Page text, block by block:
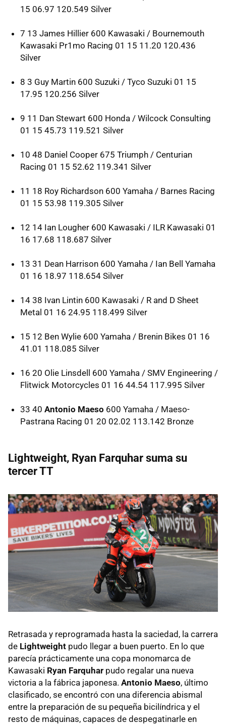
15 06.97 120.549 Silver
7 13 James Hillier 600 Kawasaki / Bournemouth
Kawasaki Pr1mo Racing 01 15 11.20 120.436
Silver
8 3 Guy Martin 600 Suzuki / Tyco Suzuki 01 15
17.95 120.256 Silver
9 11 Dan Stewart 600 Honda / Wilcock Consulting
01 15 45.73 119.521 Silver
10 48 Daniel Cooper 675 Triumph / Centurian
Racing 01 15 52.62 119.341 Silver
11 18 Roy Richardson 600 Yamaha / Barnes Racing
01 15 53.98 119.305 Silver
12 14 Ian Lougher 600 Kawasaki / ILR Kawasaki 01
16 17.68 118.687 Silver
13 31 Dean Harrison 600 Yamaha / Ian Bell Yamaha
01 16 18.97 118.654 Silver
14 38 Ivan Lintin 600 Kawasaki / R and D Sheet
Metal 01 16 24.95 118.499 Silver
15 12 Ben Wylie 600 Yamaha / Brenin Bikes 01 16
41.01 118.085 Silver
16 20 Olie Linsdell 600 Yamaha / SMV Engineering /
Flitwick Motorcycles 01 16 44.54 117.995 Silver
33 40 Antonio Maeso 600 Yamaha / Maeso-
Pastrana Racing 01 20 02.02 113.142 Bronze
Lightweight, Ryan Farquhar suma su
tercer TT
Retrasada y reprogramada hasta la saciedad, la carrera
de Lightweight pudo llegar a buen puerto. En lo que
parecía prácticamente una copa monomarca de
Kawasaki Ryan Farquhar pudo regalar una nueva
victoria a la fábrica japonesa. Antonio Maeso, último
clasificado, se encontró con una diferencia abismal
entre la preparación de su pequeña bicilíndrica y el
resto de máquinas, capaces de despegatinarle en